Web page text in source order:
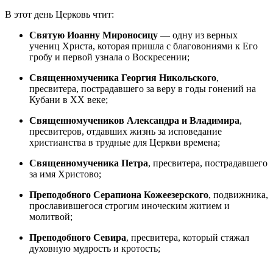
В этот день Церковь чтит:
Святую Иоанну Мироносицу — одну из верных
учениц Христа, которая пришла с благовониями к Его
гробу и первой узнала о Воскресении;
Священномученика Георгия Никольского,
пресвитера, пострадавшего за веру в годы гонений на
Кубани в XX веке;
Священномучеников Александра и Владимира,
пресвитеров, отдавших жизнь за исповедание
христианства в трудные для Церкви времена;
Священномученика Петра, пресвитера, пострадавшего
за имя Христово;
Преподобного Серапиона Кожеезерского, подвижника,
прославившегося строгим иноческим житием и
молитвой;
Преподобного Севира, пресвитера, который стяжал
духовную мудрость и кротость;